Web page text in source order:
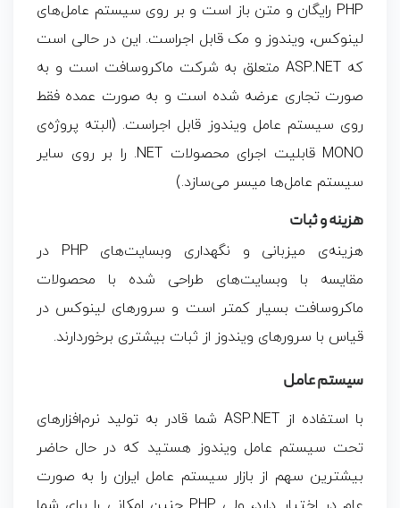
PHP رایگان و متن باز است و بر روی سیستم عامل‌های
لینوکس، ویندوز و مک قابل اجراست. این در حالی است
که ASP.NET متعلق به شرکت ماکروسافت است و به
صورت تجاری عرضه شده است و به صورت عمده فقط
روی سیستم عامل ویندوز قابل اجراست. (البته پروژه‌ی
MONO قابلیت اجرای محصولات NET. را بر روی سایر
سیستم عامل‌ها میسر می‌سازد.)
هزینه و ثبات
هزینه‌ی میزبانی و نگهداری وبسایت‌های PHP در
مقایسه با وبسایت‌های طراحی شده با محصولات
ماکروسافت بسیار کمتر است و سرورهای لینوکس در
قیاس با سرورهای ویندوز از ثبات بیشتری برخوردارند.
سیستم عامل
با استفاده از ASP.NET شما قادر به تولید نرم‌افزارهای
تحت سیستم عامل ویندوز هستید که در حال حاضر
بیشترین سهم از بازار سیستم عامل ایران را به صورت